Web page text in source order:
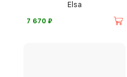
Elsa
7 670 ⃏